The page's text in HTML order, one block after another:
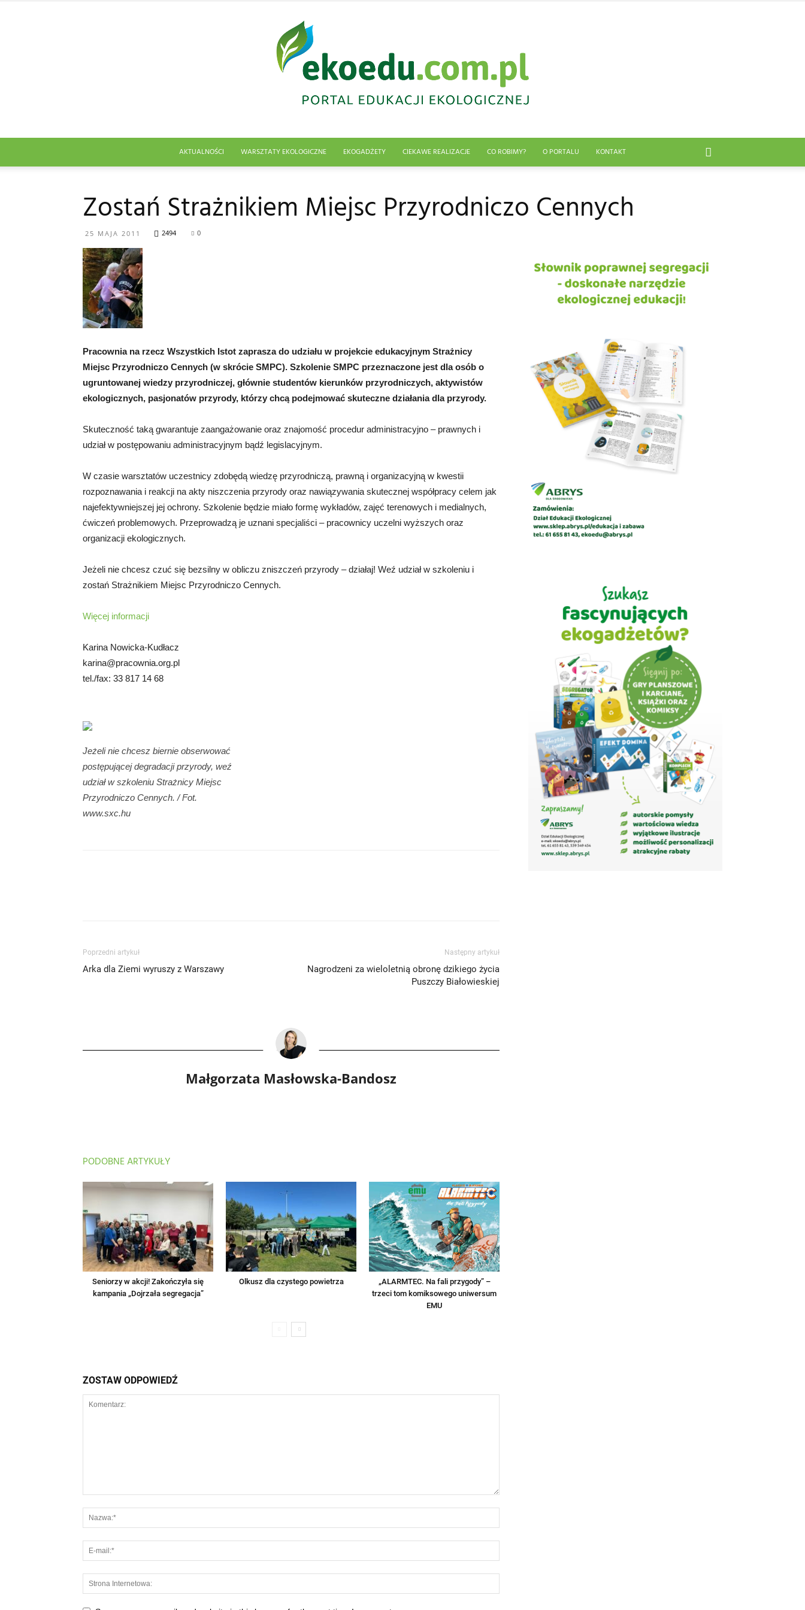
AKTUALNOŚCI WARSZTATY EKOLOGICZNE EKOGADŻETY CIEKAWE REALIZACJE CO ROBIMY? O PORTALU KONTAKT
Zostań Strażnikiem Miejsc Przyrodniczo Cennych
25 MAJA 2011 2494 0
Pracownia na rzecz Wszystkich Istot zaprasza do udziału w projekcie edukacyjnym Strażnicy
Miejsc Przyrodniczo Cennych (w skrócie SMPC). Szkolenie SMPC przeznaczone jest dla osób o
ugruntowanej wiedzy przyrodniczej, głównie studentów kierunków przyrodniczych, aktywistów
ekologicznych, pasjonatów przyrody, którzy chcą podejmować skuteczne działania dla przyrody.
Skuteczność taką gwarantuje zaangażowanie oraz znajomość procedur administracyjno – prawnych i
udział w postępowaniu administracyjnym bądź legislacyjnym.
W czasie warsztatów uczestnicy zdobędą wiedzę przyrodniczą, prawną i organizacyjną w kwestii
rozpoznawania i reakcji na akty niszczenia przyrody oraz nawiązywania skutecznej współpracy celem jak
najefektywniejszej jej ochrony. Szkolenie będzie miało formę wykładów, zajęć terenowych i medialnych,
ćwiczeń problemowych. Przeprowadzą je uznani specjaliści – pracownicy uczelni wyższych oraz
organizacji ekologicznych.
Jeżeli nie chcesz czuć się bezsilny w obliczu zniszczeń przyrody – działaj! Weź udział w szkoleniu i
zostań Strażnikiem Miejsc Przyrodniczo Cennych.
Więcej informacji
Karina Nowicka-Kudłacz
karina@pracownia.org.pl
tel./fax: 33 817 14 68
Jeżeli nie chcesz biernie obserwować
postępującej degradacji przyrody, weź
udział w szkoleniu Strażnicy Miejsc
Przyrodniczo Cennych. / Fot.
www.sxc.hu
Poprzedni artykuł
Arka dla Ziemi wyruszy z Warszawy
Następny artykuł
Nagrodzeni za wieloletnią obronę dzikiego życia
Puszczy Białowieskiej
Małgorzata Masłowska-Bandosz
PODOBNE ARTYKUŁY
Seniorzy w akcji! Zakończyła się
kampania „Dojrzała segregacja”
Olkusz dla czystego powietrza
„ALARMTEC. Na fali przygody” –
trzeci tom komiksowego uniwersum
EMU
ZOSTAW ODPOWIEDŹ